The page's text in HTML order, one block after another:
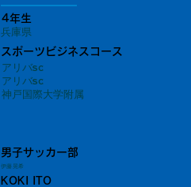
4年生
スポーツビジネスコース
兵庫県
アリバsc
アリバsc
神戸国際大学附属
男子サッカー部
伊藤 晃希
KOKI ITO